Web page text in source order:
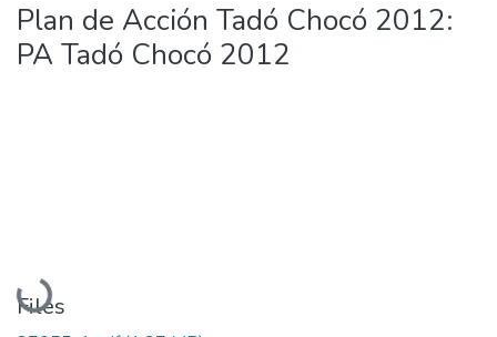
Plan de Acción Tadó Chocó 2012:
PA Tadó Chocó 2012
Loading...
Files